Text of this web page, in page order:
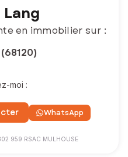
en immobilier sur :
moi :
WhatsApp
959 RSAC MULHOUSE